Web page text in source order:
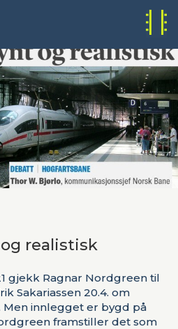
realistisk
gjekk Ragnar Nordgreen til
Sakariassen 20.4. om
Men innlegget er bygd på
framstiller det som